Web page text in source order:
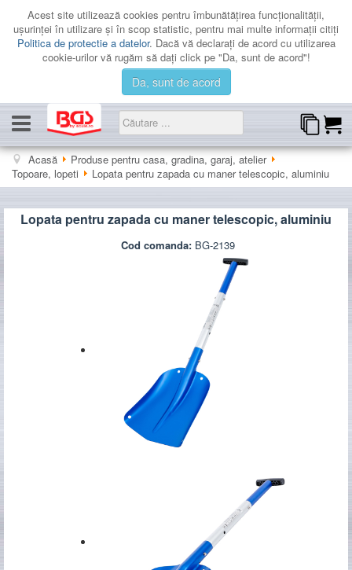
Acest site utilizează cookies pentru îmbunătăţirea funcţionalităţii,
uşurinţei în utilizare şi în scop statistic, pentru mai multe informaţii citiţi
Politica de protectie a datelor. Dacă vă declaraţi de acord cu utilizarea
cookie-urilor vă rugăm să daţi click pe "Da, sunt de acord"!
Da, sunt de acord
CATEGORII
PROMOTII
LICHIDARE
Acasă
Produse pentru casa, gradina, garaj, atelier
Topoare, lopeti
Lopata pentru zapada cu maner telescopic, aluminiu
Lopata pentru zapada cu maner telescopic, aluminiu
Cod comanda: BG-2139